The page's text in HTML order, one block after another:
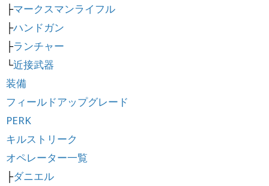
├マークスマンライフル
├ハンドガン
├ランチャー
└近接武器
装備
フィールドアップグレード
PERK
キルストリーク
オペレーター一覧
├ダニエル